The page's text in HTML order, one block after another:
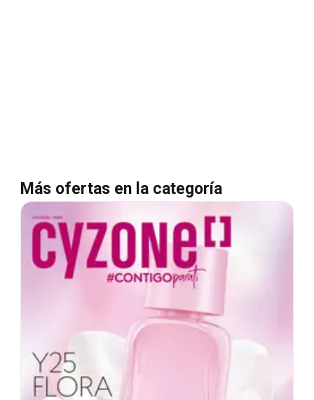
Más ofertas en la categoría